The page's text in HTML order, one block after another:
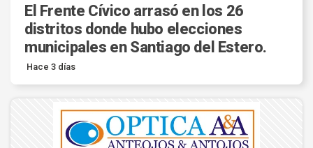
El Frente Cívico arrasó en los 26
distritos donde hubo elecciones
municipales en Santiago del Estero.
Hace 3 días